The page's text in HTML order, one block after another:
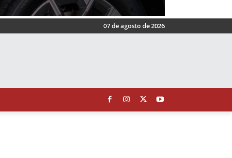
07 de agosto de 2026